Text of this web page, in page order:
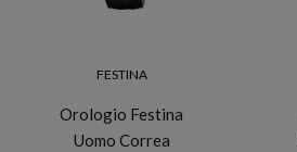
FESTINA
Orologio Festina
Uomo Correa